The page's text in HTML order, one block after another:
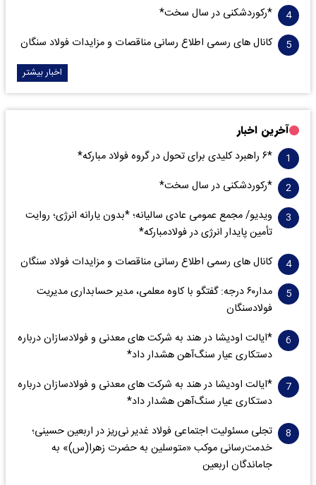
*رکوردشکنی در سال سخت*
کانال های رسمی اطلاع رسانی مناقصات و مزایدات فولاد سنگان
اخبار بیشتر
آخرین اخبار
*۶ راهبرد کلیدی برای تحول در گروه فولاد مبارکه*
*رکوردشکنی در سال سخت*
ویدیو/ مجمع عمومی عادی سالیانه؛ *بدون یارانه انرژی؛ روایت
تأمین پایدار انرژی در فولادمبارکه*
کانال های رسمی اطلاع رسانی مناقصات و مزایدات فولاد سنگان
مدار‌۶٠ درجه: گفتگو با کاوه معلمی، مدیر حسابداری مدیریت
فولادسنگان
*ایالت اودیشا در هند به شرکت های معدنی و فولادسازان درباره
دستکاری عیار سنگ‌آهن هشدار داد*
*ایالت اودیشا در هند به شرکت های معدنی و فولادسازان درباره
دستکاری عیار سنگ‌آهن هشدار داد*
تجلی مسئولیت اجتماعی فولاد غدیر نی‌ریز در اربعین حسینی؛
خدمت‌رسانی موکب «متوسلین به حضرت زهرا(س)» به
جاماندگان اربعین